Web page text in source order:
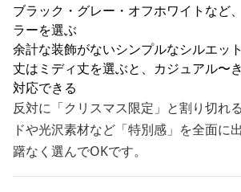
ブラック・グレー・オフホワイトなど
ラーを選ぶ
余計な装飾がないシンプルなシルエッ
丈はミディ丈を選ぶと、カジュアル〜
対応できる
反対に「クリスマス限定」と割り切れ
ドや光沢素材など「特別感」を全面に
躇なく選んでOKです。